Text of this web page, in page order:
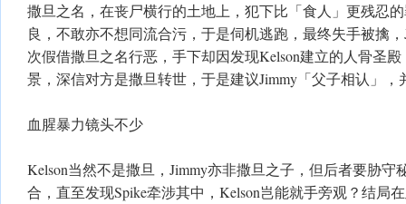
撒旦之名，在丧尸横行的土地上，犯下比「食人」更残忍
良，不敢亦不想同流合污，于是伺机逃跑，最终失手被擒
次假借撒旦之名行恶，手下却因发现Kelson建立的人骨圣
景，深信对方是撒旦转世，于是建议Jimmy「父子相认」，
血腥暴力镜头不少
Kelson当然不是撒旦，Jimmy亦非撒旦之子，但后者要胁守
合，直至发现Spike牵涉其中，Kelson岂能就手旁观？结局